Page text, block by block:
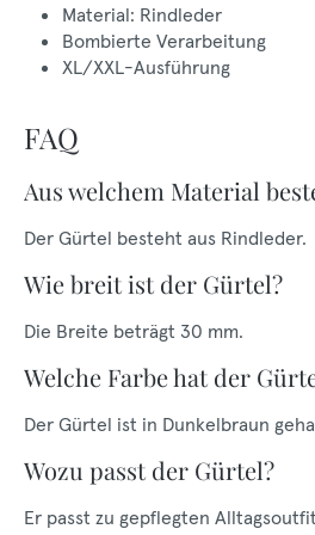
Material: Rindleder
Bombierte Verarbeitung
XL/XXL-Ausführung
FAQ
Aus welchem Material
Der Gürtel besteht aus Rindleder.
Wie breit ist der Gürtel?
Die Breite beträgt 30 mm.
Welche Farbe hat der
Der Gürtel ist in Dunkelbraun
Wozu passt der Gürtel?
Er passt zu gepflegten